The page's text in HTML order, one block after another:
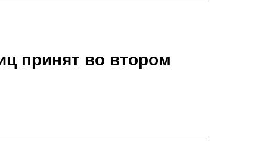
принят во втором